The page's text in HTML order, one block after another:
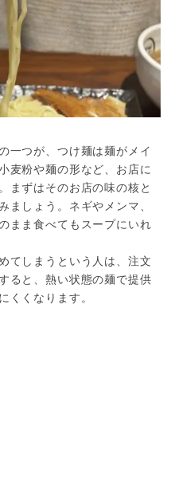
一つが、つけ麺は麺がメイ
麦粉や麺の形など、お店に
まずはそのお店の味の核と
ましょう。ネギやメンマ、
まま食べてもスープにいれ
てしまうという人は、注文
ると、熱い状態の麺で提供
くくなります。